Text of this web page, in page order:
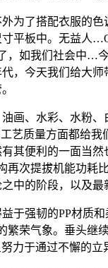
了搭配衣服的色
平板中。无益人
，如我们社会中…
，今天我们给大师
、水彩、水粉、
艺质量方面都给
其便利的一面当
再次提拔机能功耗
中的阶段，以及
强韧的PP材质和
繁荣气象。垂头
力于通过不懈的立